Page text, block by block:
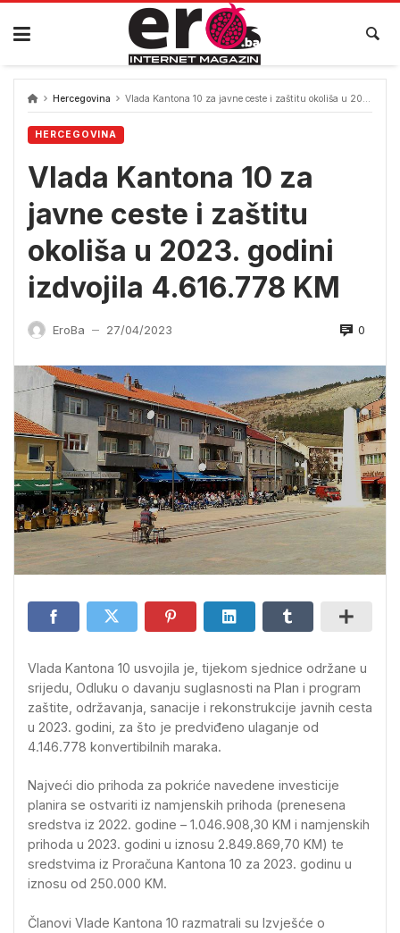
Skip
content
Hercegovina Vlada Kantona 10 za javne ceste i zaštitu okoliša u 2023. godini izdvojila 4.616.778 KM
HERCEGOVINA
Vlada Kantona 10 za
javne ceste i zaštitu
okoliša u 2023. godini
izdvojila 4.616.778 KM
EroBa — 27/04/2023 0
Vlada Kantona 10 usvojila je, tijekom sjednice održane u
srijedu, Odluku o davanju suglasnosti na Plan i program
zaštite, održavanja, sanacije i rekonstrukcije javnih cesta
u 2023. godini, za što je predviđeno ulaganje od
4.146.778 konvertibilnih maraka.
Najveći dio prihoda za pokriće navedene investicije
planira se ostvariti iz namjenskih prihoda (prenesena
sredstva iz 2022. godine – 1.046.908,30 KM i namjenskih
prihoda u 2023. godini u iznosu 2.849.869,70 KM) te
sredstvima iz Proračuna Kantona 10 za 2023. godinu u
iznosu od 250.000 KM.
Članovi Vlade Kantona 10 razmatrali su Izvješće o